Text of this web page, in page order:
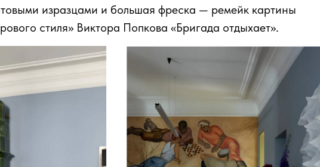
изразцами и большая фреска — ремейк картины
стиля» Виктора Попкова «Бригада отдыхает».